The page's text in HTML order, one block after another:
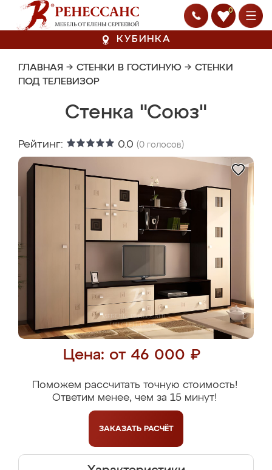
0
КУБИНКА
ГЛАВНАЯ → СТЕНКИ В ГОСТИНУЮ → СТЕНКИ
ПОД ТЕЛЕВИЗОР
Стенка "Союз"
Рейтинг: 0.0 (0 голосов)
Цена: от 46 000 ₽
Поможем рассчитать точную стоимость!
Ответим менее, чем за 15 минут!
ЗАКАЗАТЬ РАСЧЁТ